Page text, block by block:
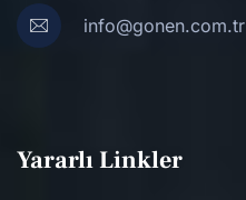
info@gonen.com.tr
Yararlı Linkler